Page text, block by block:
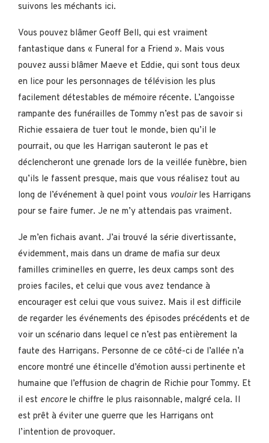
suivons les méchants ici.
Vous pouvez blâmer Geoff Bell, qui est vraiment
fantastique dans « Funeral for a Friend ». Mais vous
pouvez aussi blâmer Maeve et Eddie, qui sont tous deux
en lice pour les personnages de télévision les plus
facilement détestables de mémoire récente. L’angoisse
rampante des funérailles de Tommy n’est pas de savoir si
Richie essaiera de tuer tout le monde, bien qu’il le
pourrait, ou que les Harrigan sauteront le pas et
déclencheront une grenade lors de la veillée funèbre, bien
qu’ils le fassent presque, mais que vous réalisez tout au
long de l’événement à quel point vous vouloirles Harrigans
pour se faire fumer. Je ne m’y attendais pas vraiment.
Je m’en fichais avant. J’ai trouvé la série divertissante,
évidemment, mais dans un drame de mafia sur deux
familles criminelles en guerre, les deux camps sont des
proies faciles, et celui que vous avez tendance à
encourager est celui que vous suivez. Mais il est difficile
de regarder les événements des épisodes précédents et de
voir un scénario dans lequel ce n’est pas entièrement la
faute des Harrigans. Personne de ce côté-ci de l’allée n’a
encore montré une étincelle d’émotion aussi pertinente et
humaine que l’effusion de chagrin de Richie pour Tommy. Et
il est encore le chiffre le plus raisonnable, malgré cela. Il
est prêt à éviter une guerre que les Harrigans ont
l’intention de provoquer.